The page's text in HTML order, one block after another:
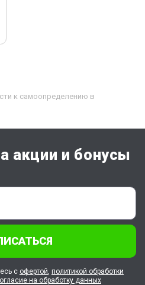
к самоопределению в
акции и бонусы
с офертой, политикой обработки
на обработку данных